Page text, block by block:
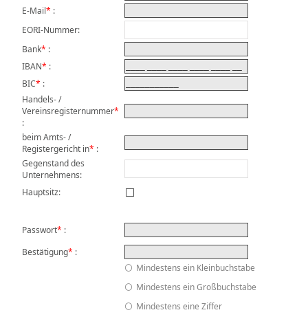
E-Mail* :
EORI-Nummer:
Bank* :
IBAN* :
BIC* :
Handels- /
Vereinsregisternummer*
:
beim Amts- /
Registergericht in* :
Gegenstand des
Unternehmens:
Hauptsitz:
Passwort* :
Bestätigung* :
Mindestens ein Kleinbuchstabe
Mindestens ein Großbuchstabe
Mindestens eine Ziffer